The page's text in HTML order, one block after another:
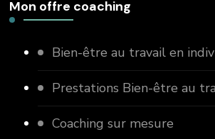
Mon offre coaching
Bien-être au travail en
Prestations Bien-être au
Coaching sur mesure